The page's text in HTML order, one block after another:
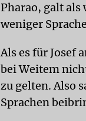
Pharao, galt
weniger
Als es für Josef
bei Weitem
zu gelten. Also
Sprachen